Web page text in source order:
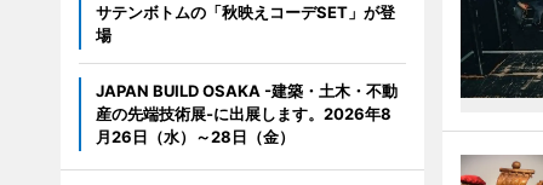
サテンボトムの「秋映えコーデSET」が登
場
JAPAN BUILD OSAKA -建築・土木・不動
産の先端技術展-に出展します。2026年8
月26日（水）～28日（金）